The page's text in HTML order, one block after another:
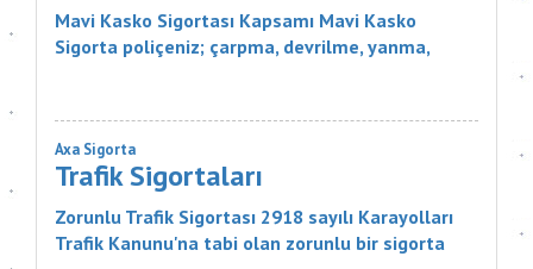
Mavi Kasko Sigortası Kapsamı Mavi Kasko
Sigorta poliçeniz; çarpma, devrilme, yanma,
Axa Sigorta
Trafik Sigortaları
Zorunlu Trafik Sigortası 2918 sayılı Karayolları
Trafik Kanunu'na tabi olan zorunlu bir sigorta